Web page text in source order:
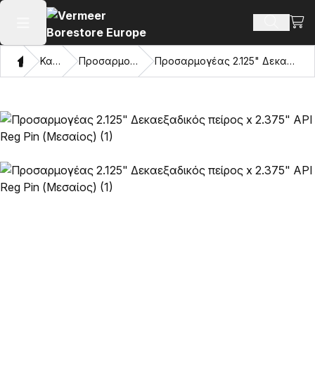
Άνοιγμα κύριου μενού
ΣπίτιΚατάλογος Προσαρμογείς και μάτια έλξης Προσαρμογέας 2.125" Δεκαεξαδικός πείρος x 2.375" API Reg Pin (Μεσαίος)